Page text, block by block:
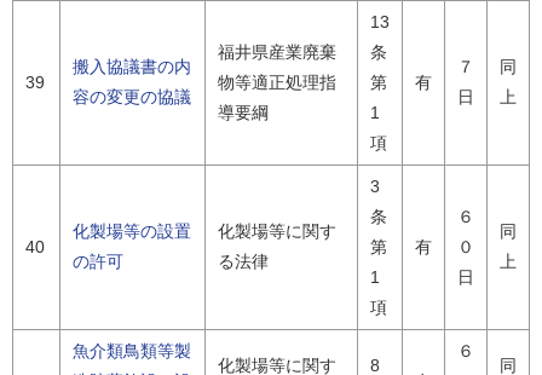
39
搬入協議書の内
容の変更の協議
福井県産業廃棄
物等適正処理指
導要綱
13
条
第
1
項
有
７
日
同
上
40
化製場等の設置
の許可
化製場等に関す
る法律
3
条
第
1
項
有
６
０
日
同
上
魚介類鳥類等製
化製場等に関す
8
６
同